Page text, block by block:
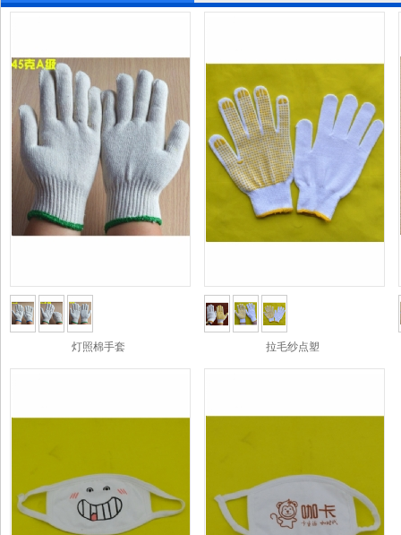
灯照棉手套 拉毛纱点塑